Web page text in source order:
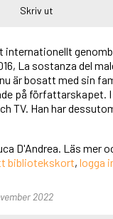
Skriv ut
internationellt
La sostanza del
är bosatt med sin
på författarskapet. I
TV. Han har
D'Andrea. Läs mer
bibliotekskort, logga
2022